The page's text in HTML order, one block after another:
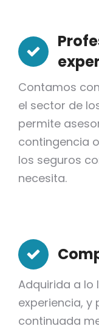
Contamos
el sector de
permite
contingencia
los seguros
necesita.
Adquirida a lo
experiencia,
continuada